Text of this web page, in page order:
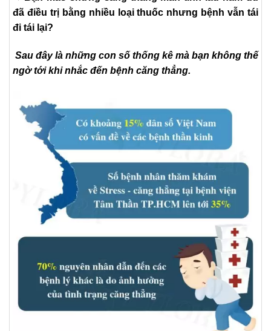
đã điều trị bằng nhiều loại thuốc nhưng bệnh vẫn tái
đi tái lại?
Sau đây là những con số thống kê mà bạn không thế
ngờ tới khi nhắc đến bệnh căng thẳng.